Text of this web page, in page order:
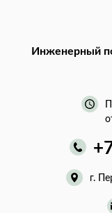
Инженерный
г.